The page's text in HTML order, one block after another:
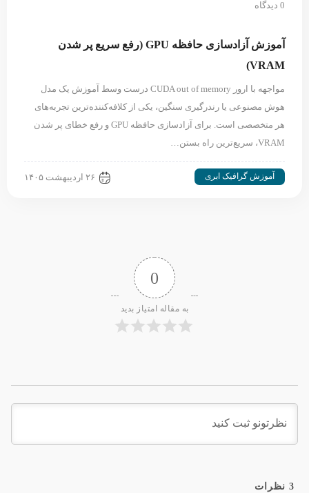
0 دیدگاه
آموزش آزادسازی حافظه GPU (رفع سریع پر شدن
VRAM)
مواجهه با ارور CUDA out of memory درست وسط آموزش یک مدل
هوش مصنوعی یا رندرگیری سنگین، یکی از کلافه‌کننده‌ترین تجربه‌های
هر متخصصی است. برای آزادسازی حافظه GPU و رفع خطای پر شدن
VRAM، سریع‌ترین راه بستن…
آموزش گرافیک ابری ۲۶ اردیبهشت ۱۴۰۵
0
به مقاله امتیاز بدید
3 نظرات